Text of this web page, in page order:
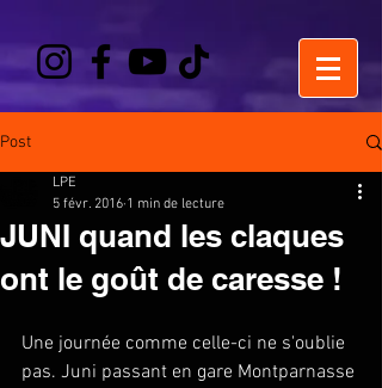
Post
JUNI quand les claques
ont le goût de caresse !
LPE
5 févr. 2016 1 min de lecture
Une journée comme celle-ci ne s'oublie
pas. Juni passant en gare Montparnasse